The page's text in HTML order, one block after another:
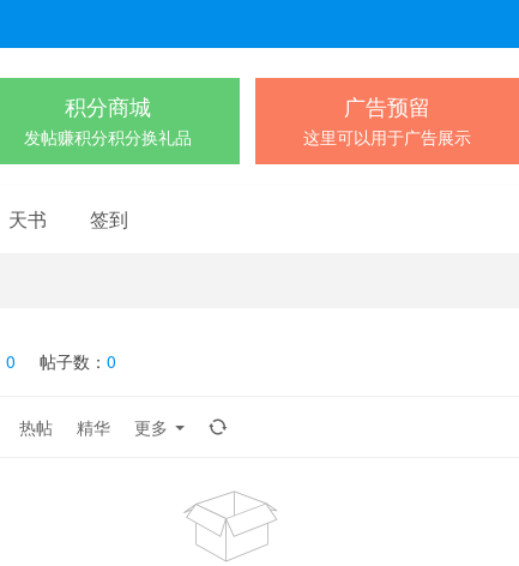
积分商城
发帖赚积分积分换礼品
广告预留
这里可以用于广告展示
天书 签到
0 帖子数： 0
热帖 精华 更多